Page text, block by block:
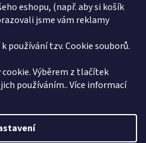
eshopu, (např. aby si košík
jsme vám reklamy
používání tzv. Cookie souborů.
Výběrem z tlačítek
používáním.. Více informací